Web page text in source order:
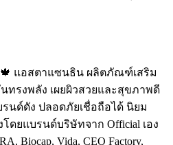
🍁 แอสตาแซนธิน ผลิตภัณฑ์เสริม
รงพลัง เผยผิวสวยและสุขภาพดี
นด์ดัง ปลอดภัยเชื่อถือได้ นิยม
ดยแบรนด์บริษัทจาก Official เอง
Biocap, Vida, CEO Factory,